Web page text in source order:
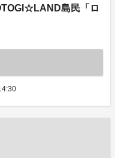
島民「ロ